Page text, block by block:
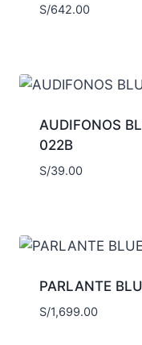
S/642.00
AUDIFONOS
022B
S/39.00
PARLANTE
S/1,699.00